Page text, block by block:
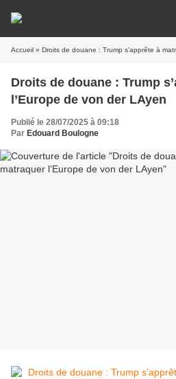
Accueil » Droits de douane : Trump s’apprête à
Droits de douane : Trump
l’Europe de von der LAyen
Publié le 28/07/2025 à 09:18
Par Edouard Boulogne